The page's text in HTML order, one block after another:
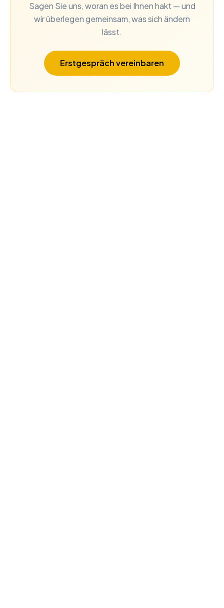
Sagen Sie uns, woran es bei Ihnen hakt — und
wir überlegen gemeinsam, was sich ändern
lässt.
Erstgespräch vereinbaren